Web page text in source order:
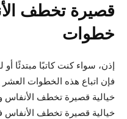
قصيرة تخطف
خطوات
إذن، سواء كنت كاتبًا مبتدئًا
فإن اتباع هذه الخطوات
خيالية قصيرة تخطف الأنفاس
خيالية قصيرة تخطف